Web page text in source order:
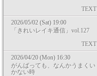
TEXT
2026/05/02 (Sat) 19:00
「きれいレイキ通信」vol.127
TEXT
2026/04/20 (Mon) 16:30
がんばっても、なんかうまくい
かない時